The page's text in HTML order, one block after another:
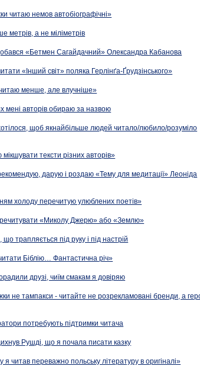
читаю немов автобіографічні»
метрів, а не міліметрів
«Бетмен Сагайдачний» Олександра Кабанова
«Інший світ» поляка Герлінґа-Ґрудзінського»
менше, але влучніше»
мені авторів обираю за назвою
щоб якнайбільше людей читало/любило/розуміло
тексти різних авторів»
дарую і роздаю «Тему для медитації» Леоніда
холоду перечитую улюблених поетів»
«Миколу Джерю» або «Землю»
трапляється під руку і під настрій
Біблію… Фантастична річ»
друзі, чиїм смакам я довіряю
не тампакси - читайте не розрекламовані бренди, а
потребують підтримки читача
Рушді, що я почала писати казку
читав переважно польську літературу в оригіналі»